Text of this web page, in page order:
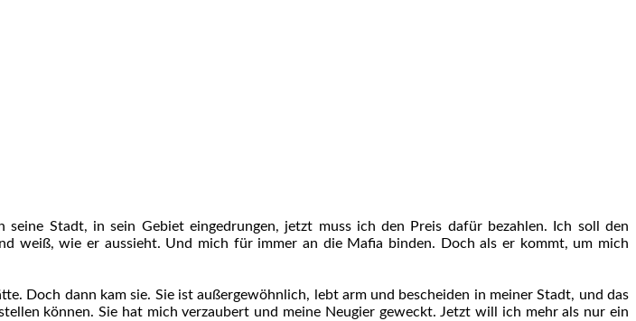
Stadt, in sein Gebiet eingedrungen, jetzt muss ich den Preis dafür bezahlen. Ich soll den
weiß, wie er aussieht. Und mich für immer an die Mafia binden. Doch als er kommt, um mich
Doch dann kam sie. Sie ist außergewöhnlich, lebt arm und bescheiden in meiner Stadt, und das
können. Sie hat mich verzaubert und meine Neugier geweckt. Jetzt will ich mehr als nur ein